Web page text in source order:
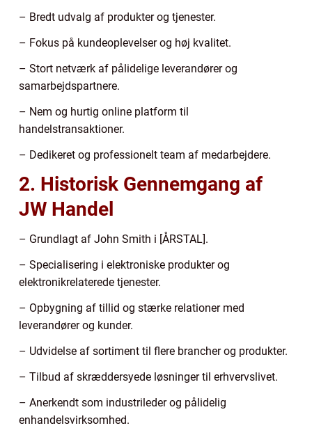
– Bredt udvalg af produkter og tjenester.
– Fokus på kundeoplevelser og høj kvalitet.
– Stort netværk af pålidelige leverandører og
samarbejdspartnere.
– Nem og hurtig online platform til
handelstransaktioner.
– Dedikeret og professionelt team af medarbejdere.
2. Historisk Gennemgang af
JW Handel
– Grundlagt af John Smith i [ÅRSTAL].
– Specialisering i elektroniske produkter og
elektronikrelaterede tjenester.
– Opbygning af tillid og stærke relationer med
leverandører og kunder.
– Udvidelse af sortiment til flere brancher og produkter.
– Tilbud af skræddersyede løsninger til erhvervslivet.
– Anerkendt som industrileder og pålidelig
enhandelsvirksomhed.